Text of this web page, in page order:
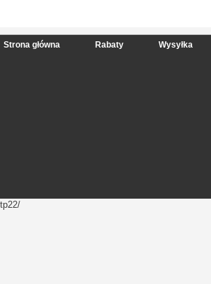
Strona główna Rabaty Wysyłka
tp22/